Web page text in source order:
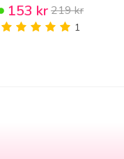
153 kr219 kr
1